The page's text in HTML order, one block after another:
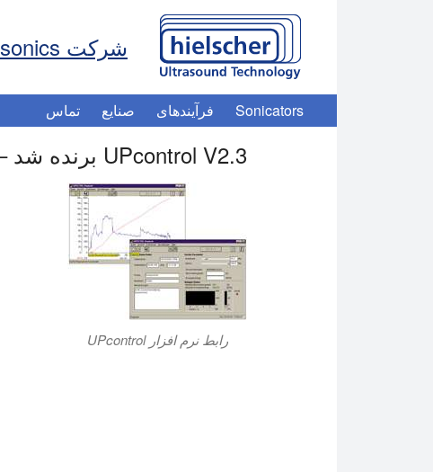
شرکت Hielscher Ultrasonics
Sonicators فرآیندهای صنایع تماس
UPcontrol V2.3 برنده شد – رابط کامپیوتر
رابط نرم افزار UPcontrol